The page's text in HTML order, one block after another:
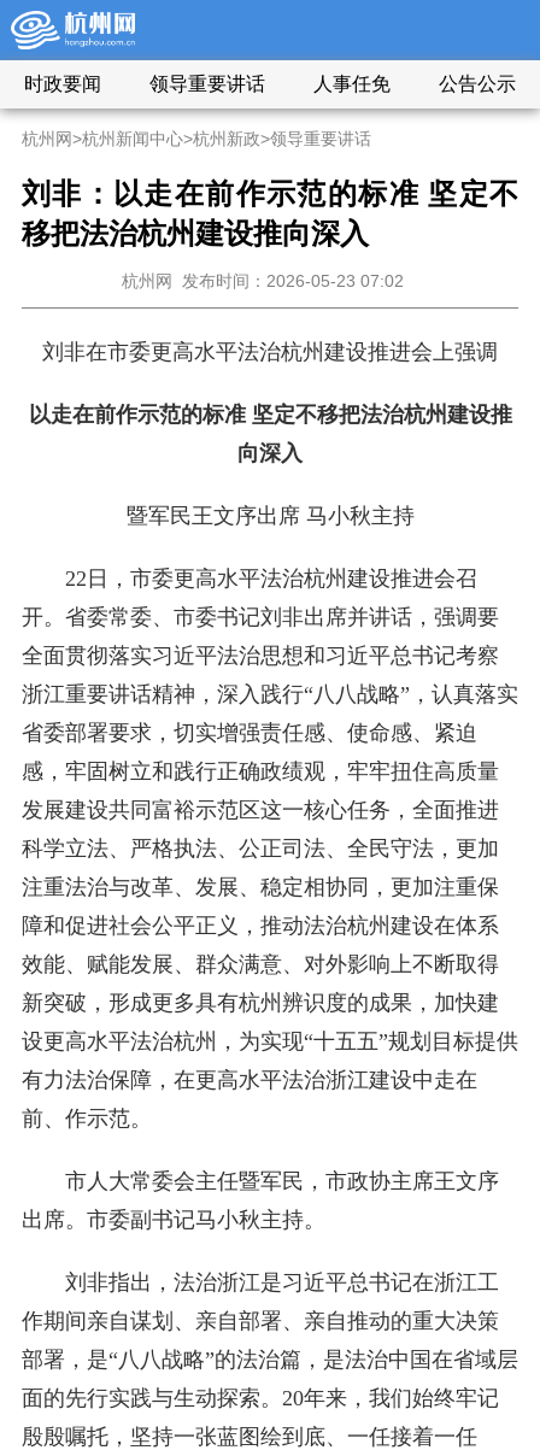
时政要闻 领导重要讲话 人事任免 公告公示
杭州网>杭州新闻中心>杭州新政>领导重要讲话
刘非：以走在前作示范的标准 坚定不
移把法治杭州建设推向深入
杭州网 发布时间：2026-05-23 07:02
刘非在市委更高水平法治杭州建设推进会上强调
以走在前作示范的标准 坚定不移把法治杭州建设推
向深入
暨军民王文序出席 马小秋主持
22日，市委更高水平法治杭州建设推进会召
开。省委常委、市委书记刘非出席并讲话，强调要
全面贯彻落实习近平法治思想和习近平总书记考察
浙江重要讲话精神，深入践行“八八战略”，认真落实
省委部署要求，切实增强责任感、使命感、紧迫
感，牢固树立和践行正确政绩观，牢牢扭住高质量
发展建设共同富裕示范区这一核心任务，全面推进
科学立法、严格执法、公正司法、全民守法，更加
注重法治与改革、发展、稳定相协同，更加注重保
障和促进社会公平正义，推动法治杭州建设在体系
效能、赋能发展、群众满意、对外影响上不断取得
新突破，形成更多具有杭州辨识度的成果，加快建
设更高水平法治杭州，为实现“十五五”规划目标提供
有力法治保障，在更高水平法治浙江建设中走在
前、作示范。
市人大常委会主任暨军民，市政协主席王文序
出席。市委副书记马小秋主持。
刘非指出，法治浙江是习近平总书记在浙江工
作期间亲自谋划、亲自部署、亲自推动的重大决策
部署，是“八八战略”的法治篇，是法治中国在省域层
面的先行实践与生动探索。20年来，我们始终牢记
殷殷嘱托，坚持一张蓝图绘到底、一任接着一任